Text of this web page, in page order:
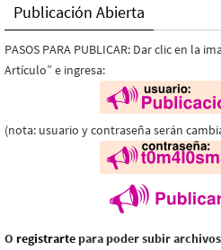
Publicación Abierta
PASOS PARA PUBLICAR: Dar clic en la
Artículo” e ingresa:
(nota: usuario y contraseña serán
O registrarte para poder subir